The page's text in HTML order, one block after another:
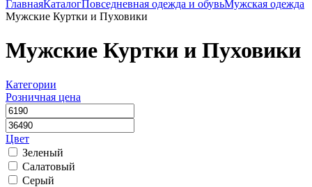
ГлавнаяКаталогПовседневная одежда и обувьМужская одежда
Мужские Куртки и Пуховики
Мужские Куртки и Пуховики
Категории
Розничная цена
Цвет
Зеленый
Салатовый
Серый